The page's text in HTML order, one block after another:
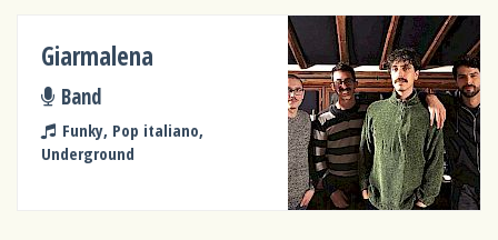
Giarmalena
Band
Funky, Pop italiano,
Underground